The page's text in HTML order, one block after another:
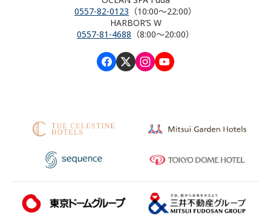
0557-82-0123 （10:00～22:00）
HARBOR’S W
0557-81-4688 （8:00～20:00）